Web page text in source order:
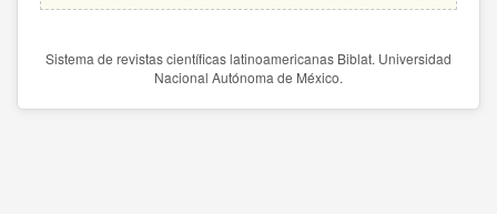
Sistema de revistas científicas latinoamericanas Biblat. Universidad
Nacional Autónoma de México.